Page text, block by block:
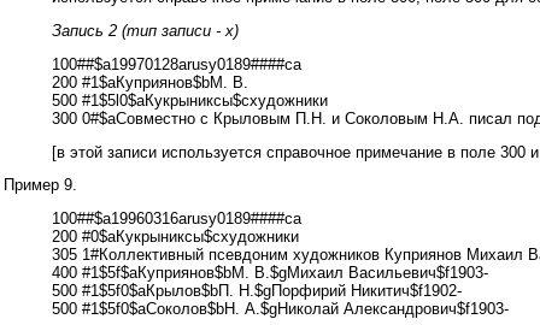
Запись 2 (тип записи - x)
100##$a19970128arusy0189####ca
200 #1$aКуприянов$bМ. В.
500 #1$5l0$aКукрыниксы$cхудожники
300 0#$aСовместно с Крыловым П.Н. и Соколовым Н.А. писал
[в этой записи используется справочное примечание в поле
Пример 9.
100##$a19960316arusy0189####ca
200 #0$aКукрыниксы$cхудожники
305 1#Коллективный псевдоним художников Куприянов Михаил
400 #1$5f$aКуприянов$bМ. В.$gМихаил Васильевич$f1903-
500 #1$5f0$aКрылов$bП. Н.$gПорфирий Никитич$f1902-
500 #1$5f0$aСоколов$bН. А.$gНиколай Александрович$f1903-